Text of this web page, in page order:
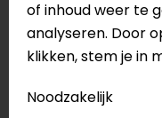
Heb je meer
Neem dancontact
vanonze winkelsin
Eindhoven, Vianen
het product
of inhoud weer te
analyseren. Door
klikken, stem je in
Noodzakelijk